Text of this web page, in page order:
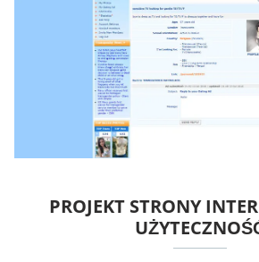
PROJEKT STRONY